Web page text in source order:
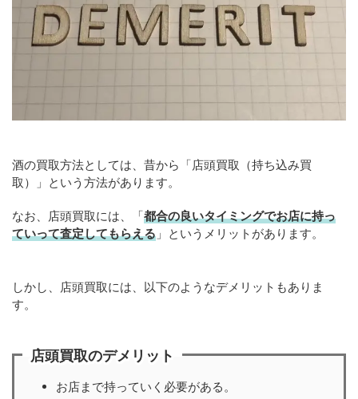
酒の買取方法としては、昔から「店頭買取（持ち込み買
取）」という方法があります。
なお、店頭買取には、「都合の良いタイミングでお店に持っ
ていって査定してもらえる 」というメリットがあります。
しかし、店頭買取には、以下のようなデメリットもありま
す。
店頭買取のデメリット
お店まで持っていく必要がある。